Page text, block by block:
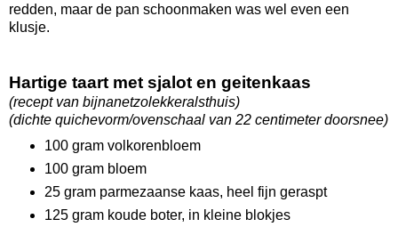
redden, maar de pan schoonmaken was wel even een
klusje.
Hartige taart met sjalot en geitenkaas
(recept van bijnanetzolekkeralsthuis)
(dichte quichevorm/ovenschaal van 22 centimeter doorsnee)
100 gram volkorenbloem
100 gram bloem
25 gram parmezaanse kaas, heel fijn geraspt
125 gram koude boter, in kleine blokjes